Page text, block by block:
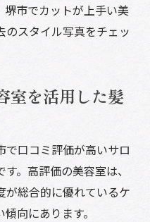
活用術と満足度アッ
市でカットが上手い美
スタイル写真をチェッ
室を活用した髪
口コミ評価が高いサロ
。高評価の美容室は、
が総合的に優れているケ
向にあります。